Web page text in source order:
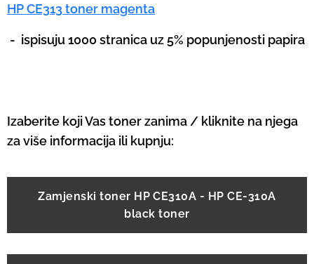
HP CE313 toner magenta
- ispisuju 1000 stranica uz 5% popunjenosti papira
Izaberite koji Vas toner zanima / kliknite na njega
za više informacija ili kupnju:
Zamjenski toner HP CE310A - HP CE-310A
black toner